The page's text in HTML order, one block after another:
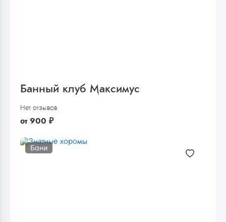
Банный клуб Максимус
Нет отзывов
от 900 ₽
Бани